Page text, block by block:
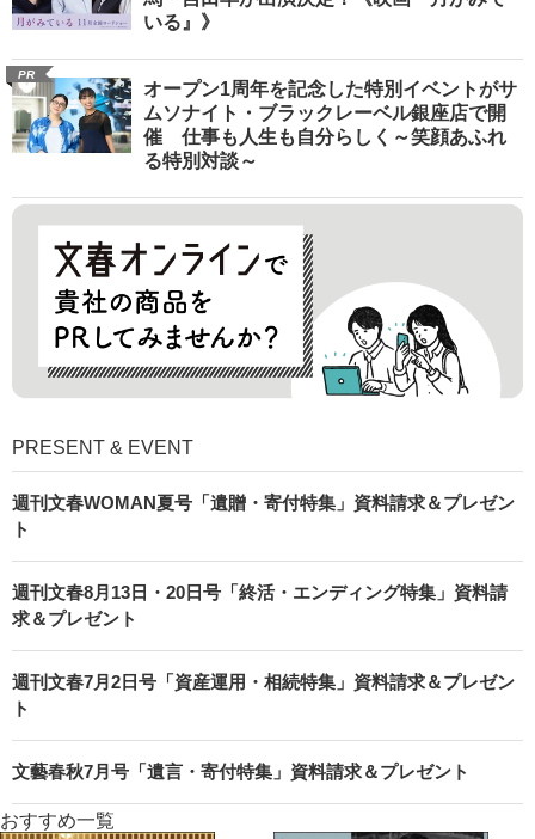
いる』》
PR
オープン1周年を記念した特別イベントがサ
ムソナイト・ブラックレーベル銀座店で開
催 仕事も人生も自分らしく～笑顔あふれ
る特別対談～
PRESENT & EVENT
週刊文春WOMAN夏号「遺贈・寄付特集」資料請求＆プレゼン
ト
週刊文春8月13日・20日号「終活・エンディング特集」資料請
求＆プレゼント
週刊文春7月2日号「資産運用・相続特集」資料請求＆プレゼン
ト
文藝春秋7月号「遺言・寄付特集」資料請求＆プレゼント
おすすめ一覧